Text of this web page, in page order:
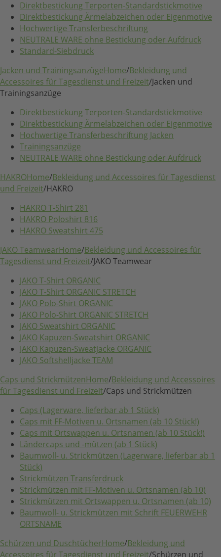
Direktbestickung Terporten-Standardstickmotive
Direktbestickung Ärmelabzeichen oder Eigenmotive
Hochwertige Transferbeschriftung
NEUTRALE WARE ohne Bestickung oder Aufdruck
Standard-Siebdruck
Jacken und TrainingsanzügeHome/Bekleidung und
Accessoires für Tagesdienst und Freizeit/Jacken und
Trainingsanzüge
Direktbestickung Terporten-Standardstickmotive
Direktbestickung Ärmelabzeichen oder Eigenmotive
Hochwertige Transferbeschriftung Jacken
Trainingsanzüge
NEUTRALE WARE ohne Bestickung oder Aufdruck
HAKROHome/Bekleidung und Accessoires für Tagesdienst
und Freizeit/HAKRO
HAKRO T-Shirt 281
HAKRO Poloshirt 816
HAKRO Sweatshirt 475
JAKO TeamwearHome/Bekleidung und Accessoires für
Tagesdienst und Freizeit/JAKO Teamwear
JAKO T-Shirt ORGANIC
JAKO T-Shirt ORGANIC STRETCH
JAKO Polo-Shirt ORGANIC
JAKO Polo-Shirt ORGANIC STRETCH
JAKO Sweatshirt ORGANIC
JAKO Kapuzen-Sweatshirt ORGANIC
JAKO Kapuzen-Sweatjacke ORGANIC
JAKO Softshelljacke TEAM
Caps und StrickmützenHome/Bekleidung und Accessoires
für Tagesdienst und Freizeit/Caps und Strickmützen
Caps (Lagerware, lieferbar ab 1 Stück)
Caps mit FF-Motiven u. Ortsnamen (ab 10 Stück!)
Caps mit Ortswappen u. Ortsnamen (ab 10 Stück!)
Ländercaps und -mützen (ab 1 Stück)
Baumwoll- u. Strickmützen (Lagerware, lieferbar ab 1
Stück)
Strickmützen Transferdruck
Strickmützen mit FF-Motiven u. Ortsnamen (ab 10)
Strickmützen mit Ortswappen u. Ortsnamen (ab 10)
Baumwoll- u. Strickmützen mit Schrift FEUERWEHR
ORTSNAME
Schürzen und DuschtücherHome/Bekleidung und
Accessoires für Tagesdienst und Freizeit/Schürzen und